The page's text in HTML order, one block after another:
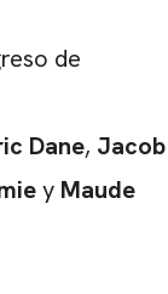
de
Dane, Jacob
y Maude